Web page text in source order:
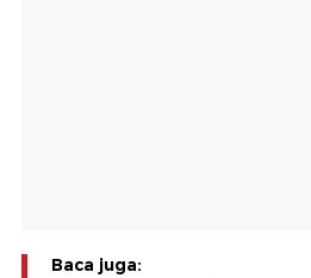
Baca juga: